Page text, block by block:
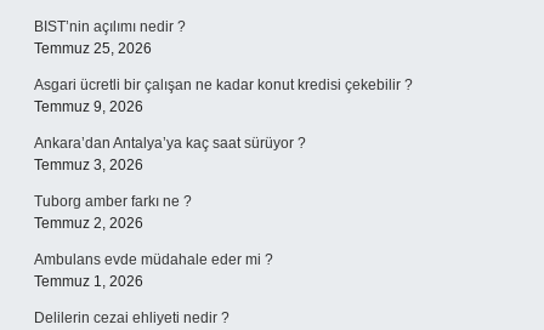
BIST’nin açılımı nedir ?
Temmuz 25, 2026
Asgari ücretli bir çalışan ne kadar konut kredisi çekebilir ?
Temmuz 9, 2026
Ankara’dan Antalya’ya kaç saat sürüyor ?
Temmuz 3, 2026
Tuborg amber farkı ne ?
Temmuz 2, 2026
Ambulans evde müdahale eder mi ?
Temmuz 1, 2026
Delilerin cezai ehliyeti nedir ?